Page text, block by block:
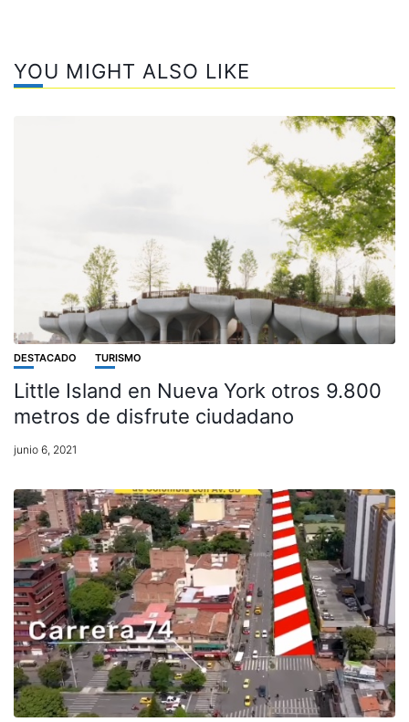
YOU MIGHT ALSO LIKE
DESTACADO TURISMO
Little Island en Nueva York otros 9.800
metros de disfrute ciudadano
junio 6, 2021